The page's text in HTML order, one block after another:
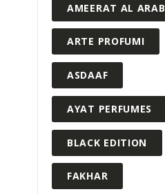
AMEERAT AL ARAB
ARTE PROFUMI
ASDAAF
AYAT PERFUMES
BLACK EDITION
FAKHAR